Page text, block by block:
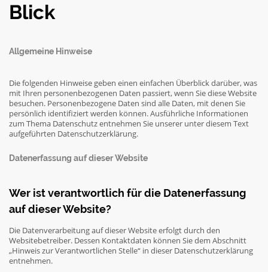
Blick
Allgemeine Hinweise
Die folgenden Hinweise geben einen einfachen Überblick darüber, was
mit Ihren personenbezogenen Daten passiert, wenn Sie diese Website
besuchen. Personenbezogene Daten sind alle Daten, mit denen Sie
persönlich identifiziert werden können. Ausführliche Informationen
zum Thema Datenschutz entnehmen Sie unserer unter diesem Text
aufgeführten Datenschutzerklärung.
Datenerfassung auf dieser Website
Wer ist verantwortlich für die Datenerfassung
auf dieser Website?
Die Datenverarbeitung auf dieser Website erfolgt durch den
Websitebetreiber. Dessen Kontaktdaten können Sie dem Abschnitt
„Hinweis zur Verantwortlichen Stelle“ in dieser Datenschutzerklärung
entnehmen.